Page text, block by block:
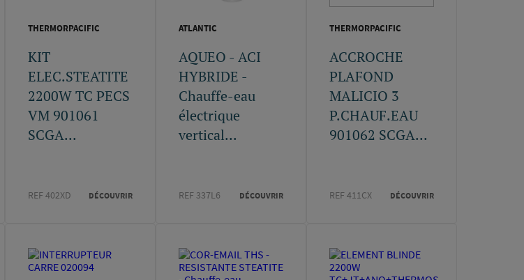
THERMORPACIFIC
KIT
ELEC.STEATITE
2200W TC PECS
VM 901061
SCGA...
REF 402XD DÉCOUVRIR
ATLANTIC
AQUEO - ACI
HYBRIDE -
Chauffe-eau
électrique
vertical...
REF 337L6 DÉCOUVRIR
THERMORPACIFIC
ACCROCHE
PLAFOND
MALICIO 3
P.CHAUF.EAU
901062 SCGA...
REF 411CX DÉCOUVRIR